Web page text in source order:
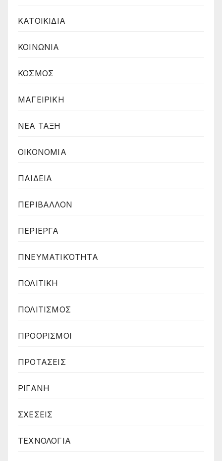
ΚΑΤΟΙΚΙΔΙΑ
ΚΟΙΝΩΝΙΑ
ΚΟΣΜΟΣ
ΜΑΓΕΙΡΙΚΗ
ΝΕΑ ΤΑΞΗ
ΟΙΚΟΝΟΜΙΑ
ΠΑΙΔΕΙΑ
ΠΕΡΙΒΑΛΛΟΝ
ΠΕΡΙΕΡΓΑ
ΠΝΕΥΜΑΤΙΚΌΤΗΤΑ
ΠΟΛΙΤΙΚΗ
ΠΟΛΙΤΙΣΜΟΣ
ΠΡΟΟΡΙΣΜΟΙ
ΠΡΟΤΑΣΕΙΣ
ΡΙΓΑΝΗ
ΣΧΕΣΕΙΣ
ΤΕΧΝΟΛΟΓΙΑ